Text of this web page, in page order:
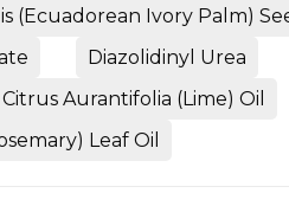
(Ecuadorean Ivory Palm)
Diazolidinyl Urea
Citrus Aurantifolia (Lime) Oil
Leaf Oil